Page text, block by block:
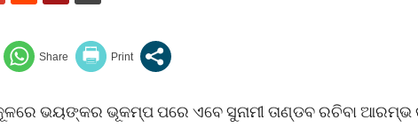
ଭୟଙ୍କର ଭୂକମ୍ପ ପରେ ଏବେ ସୁନାମୀ ତାଣ୍ଡବ ରଚିବା ଆରମ୍ଭ